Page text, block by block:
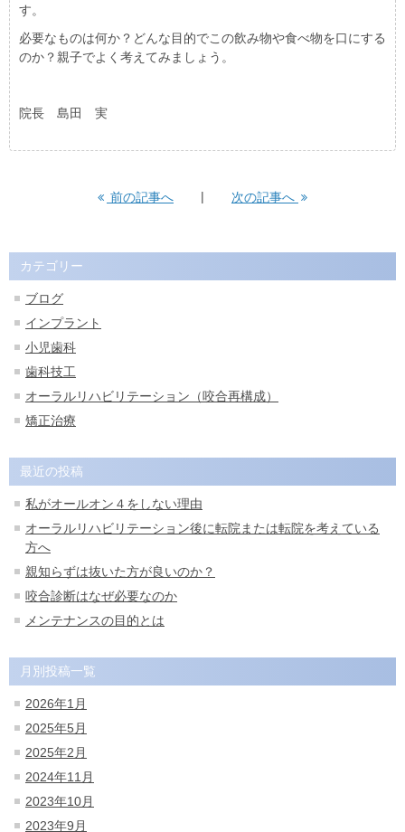
す。
必要なものは何か？どんな目的でこの飲み物や食べ物を口にする
のか？親子でよく考えてみましょう。
院長 島田 実
前の記事へ 次の記事へ
カテゴリー
ブログ
インプラント
小児歯科
歯科技工
オーラルリハビリテーション（咬合再構成）
矯正治療
最近の投稿
私がオールオン４をしない理由
オーラルリハビリテーション後に転院または転院を考えている
方へ
親知らずは抜いた方が良いのか？
咬合診断はなぜ必要なのか
メンテナンスの目的とは
月別投稿一覧
2026年1月
2025年5月
2025年2月
2024年11月
2023年10月
2023年9月